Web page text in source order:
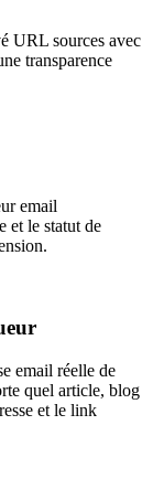
URL sources avec
transparence
email
et le statut de
email réelle de
quel article, blog
et le link